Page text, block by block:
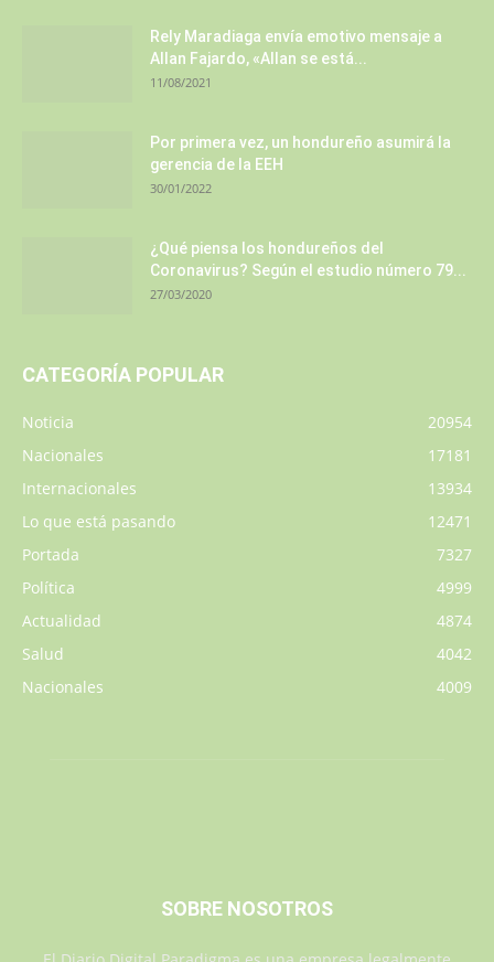
Rely Maradiaga envía emotivo mensaje a
Allan Fajardo, «Allan se está...
11/08/2021
Por primera vez, un hondureño asumirá la
gerencia de la EEH
30/01/2022
¿Qué piensa los hondureños del
Coronavirus? Según el estudio número 79...
27/03/2020
CATEGORÍA POPULAR
Noticia
20954
Nacionales
17181
Internacionales
13934
Lo que está pasando
12471
Portada
7327
Política
4999
Actualidad
4874
Salud
4042
Nacionales
4009
SOBRE NOSOTROS